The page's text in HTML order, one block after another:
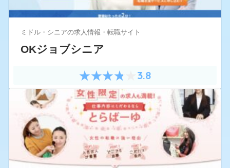
ミドル・シニアの求人情報・転職サイト
OKジョブシニア
3.8